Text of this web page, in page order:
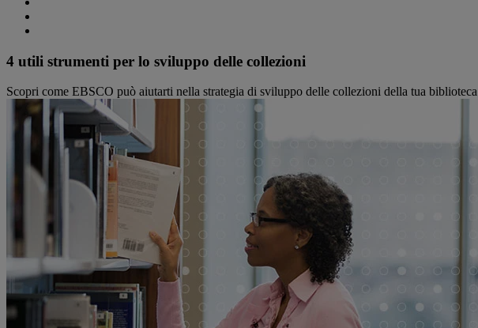
4 utili strumenti per lo sviluppo delle collezioni
Scopri come EBSCO può aiutarti nella strategia di sviluppo delle collezioni della tua